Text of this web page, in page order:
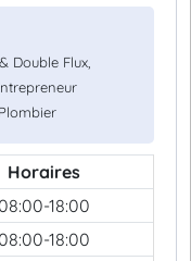
Double Flux,
Horaires
18:00
18:00